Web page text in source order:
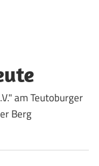
am Teutoburger
Berg